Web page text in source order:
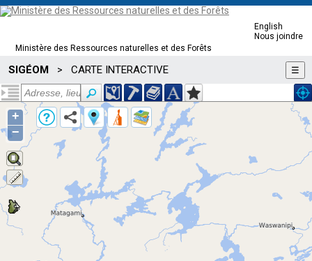
Ministère des Ressources naturelles et des Forêts
English
Nous joindre
SIGÉOM > CARTE INTERACTIVE ☰
+
−